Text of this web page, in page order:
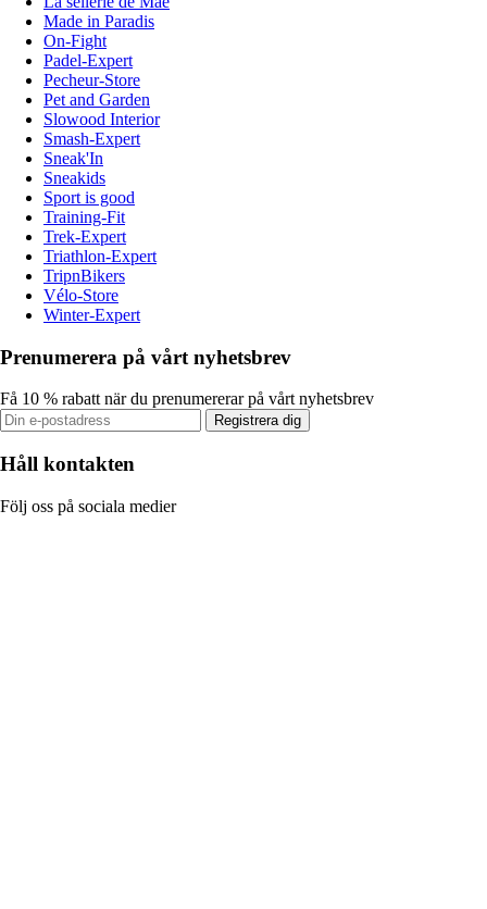
Made in Paradis
On-Fight
Padel-Expert
Pecheur-Store
Pet and Garden
Slowood Interior
Smash-Expert
Sneak'In
Sneakids
Sport is good
Training-Fit
Trek-Expert
Triathlon-Expert
TripnBikers
Vélo-Store
Winter-Expert
Prenumerera på vårt nyhetsbrev
Få 10 % rabatt när du prenumererar på vårt nyhetsbrev
Registrera dig
Håll kontakten
Följ oss på sociala medier